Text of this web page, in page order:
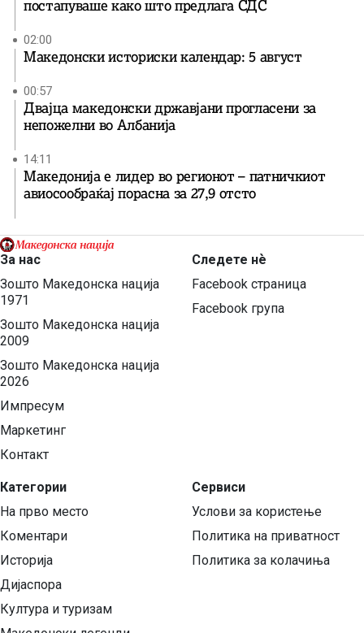
постапуваше како што предлага СДС
02:00
Македонски историски календар: 5 август
00:57
Двајца македонски државјани прогласени за
непожелни во Албанија
14:11
Македонија е лидер во регионот – патничкиот
авиосообраќај порасна за 27,9 отсто
За нас
Зошто Македонска нација
1971
Зошто Македонска нација
2009
Зошто Македонска нација
2026
Импресум
Маркетинг
Контакт
Категории
На прво место
Коментари
Историја
Дијаспора
Култура и туризам
Следете нѐ
Facebook страница
Facebook група
Сервиси
Услови за користење
Политика на приватност
Политика за колачиња